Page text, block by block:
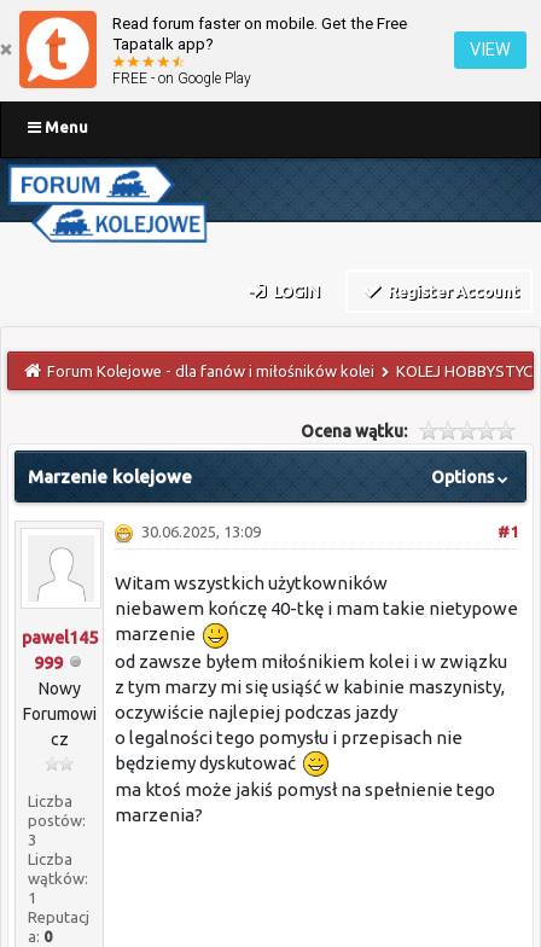
Read forum faster on mobile. Get the Free
Tapatalk app?
FREE - on Google Play
VIEW
Menu
LOGIN Register Account
Forum Kolejowe - dla fanów i miłośników kolei KOLEJ
Ocena wątku:
Options
Marzenie kolejowe
pawel145
999
Nowy
Forumowi
cz
Liczba
postów:
3
Liczba
wątków:
1
Reputacj
a: 0
#1
30.06.2025, 13:09
Witam wszystkich użytkowników
niebawem kończę 40-tkę i mam takie nietypowe
marzenie
od zawsze byłem miłośnikiem kolei i w związku
z tym marzy mi się usiąść w kabinie maszynisty,
oczywiście najlepiej podczas jazdy
o legalności tego pomysłu i przepisach nie
będziemy dyskutować
ma ktoś może jakiś pomysł na spełnienie tego
marzenia?